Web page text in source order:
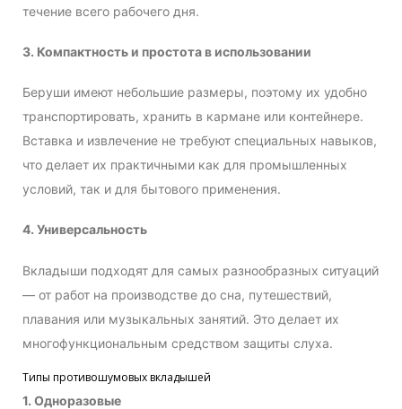
течение всего рабочего дня.
3. Компактность и простота в использовании
Беруши имеют небольшие размеры, поэтому их удобно
транспортировать, хранить в кармане или контейнере.
Вставка и извлечение не требуют специальных навыков,
что делает их практичными как для промышленных
условий, так и для бытового применения.
4. Универсальность
Вкладыши подходят для самых разнообразных ситуаций
— от работ на производстве до сна, путешествий,
плавания или музыкальных занятий. Это делает их
многофункциональным средством защиты слуха.
Типы противошумовых вкладышей
1. Одноразовые